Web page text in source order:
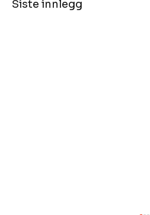
Siste innlegg